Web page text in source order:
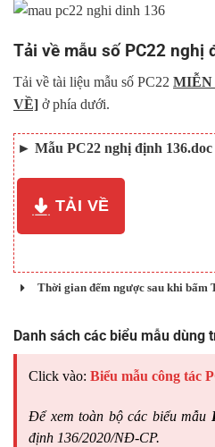
Tải về mẫu số PC22 nghị
Tải về tài liệu mẫu số PC22 MIỄN
VỀ] ở phía dưới.
► Mẫu PC22 nghị định 136.doc
TẢI VỀ
Thời gian đếm ngược sau khi bấm
Danh sách các biểu mẫu dùng
Click vào: Biểu mẫu công tác
Để xem toàn bộ các biểu mẫu
định 136/2020/NĐ-CP.